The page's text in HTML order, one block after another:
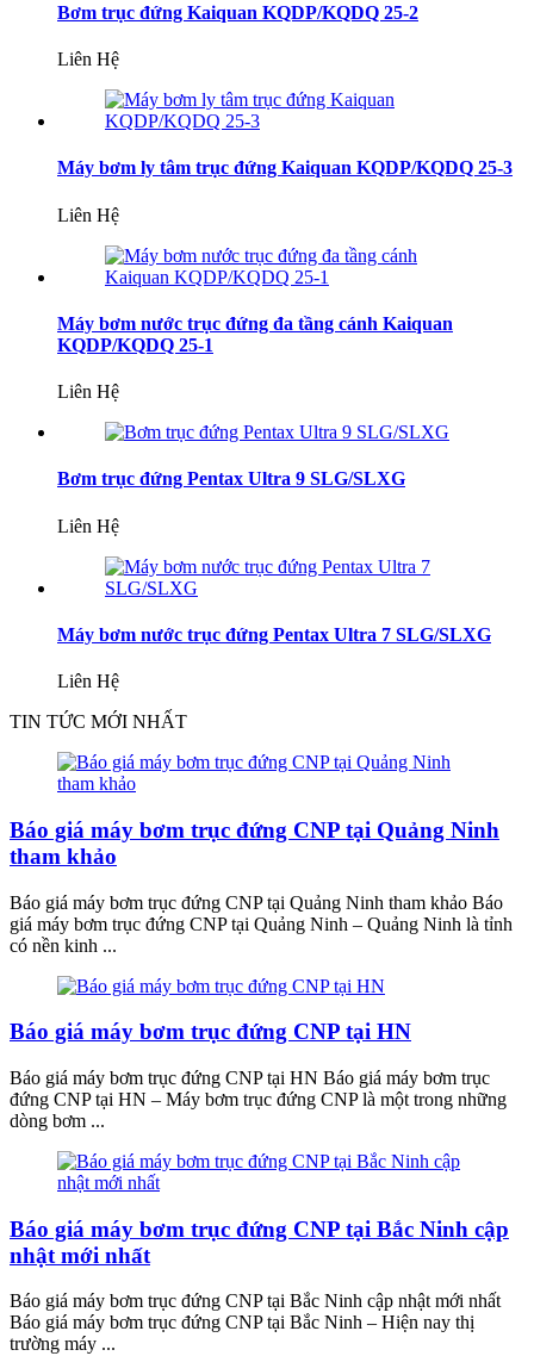
Bơm trục đứng Kaiquan KQDP/KQDQ 25-2
Liên Hệ
Máy bơm ly tâm trục đứng Kaiquan KQDP/KQDQ 25-3
Liên Hệ
Máy bơm nước trục đứng đa tầng cánh Kaiquan
KQDP/KQDQ 25-1
Liên Hệ
Bơm trục đứng Pentax Ultra 9 SLG/SLXG
Liên Hệ
Máy bơm nước trục đứng Pentax Ultra 7 SLG/SLXG
Liên Hệ
TIN TỨC MỚI NHẤT
Báo giá máy bơm trục đứng CNP tại Quảng Ninh
tham khảo
Báo giá máy bơm trục đứng CNP tại Quảng Ninh tham khảo Báo
giá máy bơm trục đứng CNP tại Quảng Ninh – Quảng Ninh là tỉnh
có nền kinh ...
Báo giá máy bơm trục đứng CNP tại HN
Báo giá máy bơm trục đứng CNP tại HN Báo giá máy bơm trục
đứng CNP tại HN – Máy bơm trục đứng CNP là một trong những
dòng bơm ...
Báo giá máy bơm trục đứng CNP tại Bắc Ninh cập
nhật mới nhất
Báo giá máy bơm trục đứng CNP tại Bắc Ninh cập nhật mới nhất
Báo giá máy bơm trục đứng CNP tại Bắc Ninh – Hiện nay thị
trường máy ...